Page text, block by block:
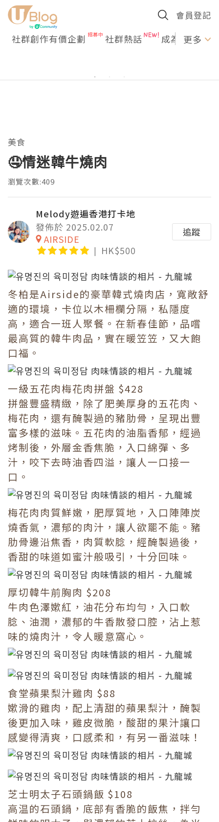
會員登記
社群創作有價企劃 社群熱話 成為U更多
美食
🤤情迷韓牛燒肉
瀏覽次數:409
Melody遊遍香港打卡地
發佈於 2025.02.07
AIRSIDE
HK$500
追蹤
冬柏是Airside的豪華韓式燒肉店，寬敞舒
適的環境，卡位以木柵欄分隔，私隱度
高，適合一班人聚餐。在新春佳節，品嚐
最高質的韓牛肉品，實在暖笠笠，又大飽
口福。
一級五花肉梅花肉拼盤 $428
拼盤豐盛精緻，除了肥美厚身的五花肉、
梅花肉，還有醃製過的豬肋骨，呈現出豐
富多樣的滋味。五花肉的油脂香郁，經過
烤制後，外層金香焦脆，入口綿彈、多
汁，咬下去時油香四溢，讓人一口接一
口。
梅花肉肉質鮮嫩，肥厚質地，入口陣陣炭
燒香氣，濃郁的肉汁，讓人欲罷不能。豬
肋骨邊沿焦香，肉質軟腍，經醃製過後，
香甜的味道如蜜汁般吸引，十分回味。
厚切韓牛前胸肉 $208
牛肉色澤嫰紅，油花分布均勻，入口軟
腍、油潤，濃郁的牛香散發口腔，沾上惹
味的燒肉汁，令人暖意窩心。
食堂蘋果梨汁雞肉 $88
嫰滑的雞肉，配上清甜的蘋果梨汁，醃製
後更加入味，雞皮微脆，酸甜的果汁讓口
感變得清爽，口感柔和，有另一番滋味！
芝士明太子石頭鍋飯 $108
高温的石頭鍋，底部有香脆的飯焦，拌勻